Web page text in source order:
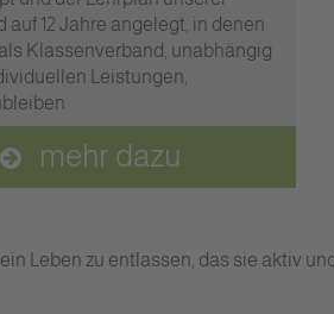
auf 12 Jahre angelegt, in denen
Klassenverband, unabhängig
Leistungen,
mehr dazu
Leben zu entlassen, das sie aktiv